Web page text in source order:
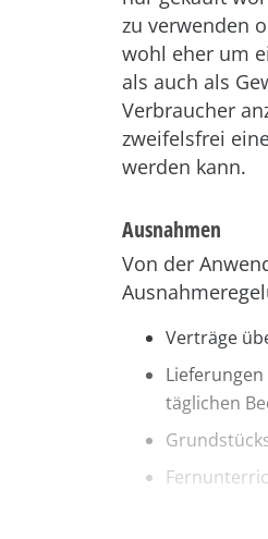
zu verwenden
wohl eher um
als auch als
Verbraucher
zweifelsfrei
werden kann.
Ausnahmen
Von der
Verträge
täglichen